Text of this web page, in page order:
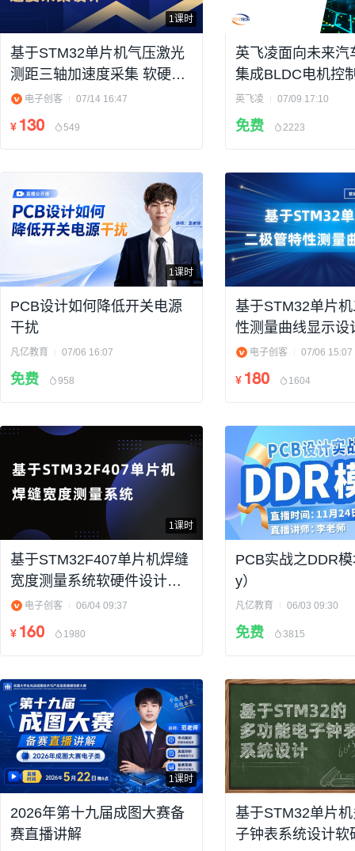
1课时
基于STM32单片机气压激光
测距三轴加速度采集 软硬件
设计原理讲解（附件含资
料）
电子创客 07/14 16:47
¥ 130 549
英飞凌面向未来汽
集成BLDC电机控
英飞凌 07/09 17:10
免费 2223
1课时
PCB设计如何降低开关电源
干扰
凡亿教育 07/06 16:07
免费 958
基于STM32单片
性测量曲线显示设
设计原理讲解（附
料）
电子创客 07/06 15:07
¥ 180 1604
1课时
基于STM32F407单片机焊缝
宽度测量系统软硬件设计原
理讲解（附件含资料）
电子创客 06/04 09:37
¥ 160 1980
PCB实战之DDR
y）
凡亿教育 06/03 09:30
免费 3815
1课时
2026年第十九届成图大赛备
赛直播讲解
基于STM32单片
子钟表系统设计软